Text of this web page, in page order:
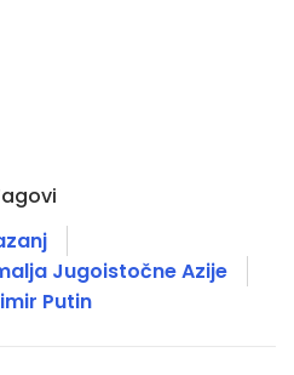
Jugoistočne Azije
Putin